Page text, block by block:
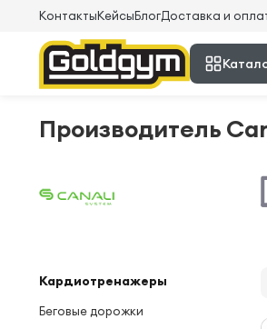
КонтактыКейсыБлогДоставка и
Производитель
Кардиотренажеры
Беговые дорожки